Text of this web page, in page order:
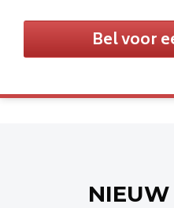
Bel voor
NIEUW